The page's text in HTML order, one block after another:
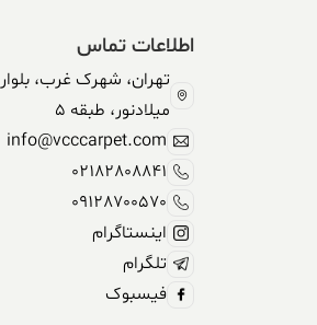
اطلاعات تماس
تهران، شهرک غرب،
میلادنور، طبقه 5
info@vcccarpet.com
02182808841
09128700570
اینستاگرام
تلگرام
فیسبوک